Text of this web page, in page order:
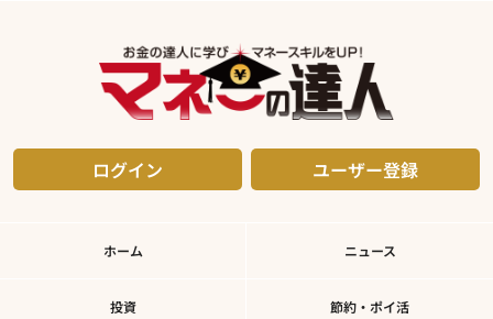
ログイン ユーザー登録
ホーム ニュース
投資 節約・ポイ活